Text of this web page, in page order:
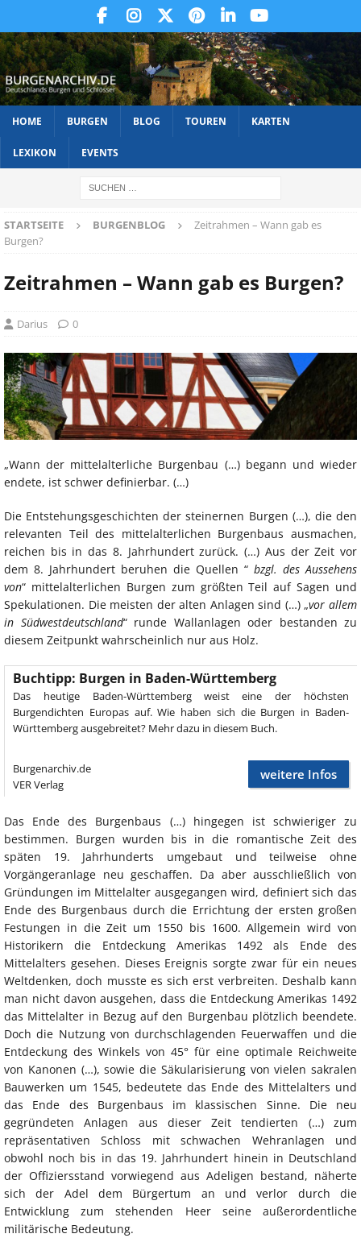
HOME BURGEN BLOG TOUREN KARTEN
LEXIKON EVENTS
STARTSEITE BURGENBLOG
Zeitrahmen – Wann gab es
Burgen?
Zeitrahmen – Wann gab es Burgen?
Darius 0
„Wann der mittelalterliche Burgenbau (…) begann und wieder
endete, ist schwer definierbar. (…)
Die Entstehungsgeschichten der steinernen Burgen (…), die den
relevanten Teil des mittelalterlichen Burgenbaus ausmachen,
reichen bis in das 8. Jahrhundert zurück. (…) Aus der Zeit vor
dem 8. Jahrhundert beruhen die Quellen “ bzgl. des Aussehens
von“ mittelalterlichen Burgen zum größten Teil auf Sagen und
Spekulationen. Die meisten der alten Anlagen sind (…) „vor allem
in Südwestdeutschland“ runde Wallanlagen oder bestanden zu
diesem Zeitpunkt wahrscheinlich nur aus Holz.
Buchtipp: Burgen in Baden-Württemberg
Das heutige Baden-Württemberg weist eine der höchsten
Burgendichten Europas auf. Wie haben sich die Burgen in Baden-
Württemberg ausgebreitet? Mehr dazu in diesem Buch.
Burgenarchiv.de
VER Verlag
weitere Infos
Das Ende des Burgenbaus (…) hingegen ist schwieriger zu
bestimmen. Burgen wurden bis in die romantische Zeit des
späten 19. Jahrhunderts umgebaut und teilweise ohne
Vorgängeranlage neu geschaffen. Da aber ausschließlich von
Gründungen im Mittelalter ausgegangen wird, definiert sich das
Ende des Burgenbaus durch die Errichtung der ersten großen
Festungen in die Zeit um 1550 bis 1600. Allgemein wird von
Historikern die Entdeckung Amerikas 1492 als Ende des
Mittelalters gesehen. Dieses Ereignis sorgte zwar für ein neues
Weltdenken, doch musste es sich erst verbreiten. Deshalb kann
man nicht davon ausgehen, dass die Entdeckung Amerikas 1492
das Mittelalter in Bezug auf den Burgenbau plötzlich beendete.
Doch die Nutzung von durchschlagenden Feuerwaffen und die
Entdeckung des Winkels von 45° für eine optimale Reichweite
von Kanonen (…), sowie die Säkularisierung von vielen sakralen
Bauwerken um 1545, bedeutete das Ende des Mittelalters und
das Ende des Burgenbaus im klassischen Sinne. Die neu
gegründeten Anlagen aus dieser Zeit tendierten (…) zum
repräsentativen Schloss mit schwachen Wehranlagen und
obwohl noch bis in das 19. Jahrhundert hinein in Deutschland
der Offiziersstand vorwiegend aus Adeligen bestand, näherte
sich der Adel dem Bürgertum an und verlor durch die
Entwicklung zum stehenden Heer seine außerordentliche
militärische Bedeutung.